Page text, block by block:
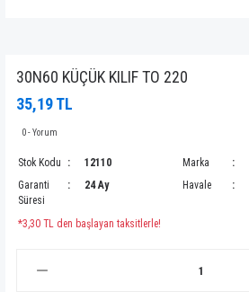
30N60 KÜÇÜK KILIF TO 220
35,19 TL
0 - Yorum
Stok Kodu 12110 Marka
Garanti
Süresi
24 Ay Havale
*3,30 TL den başlayan taksitlerle!